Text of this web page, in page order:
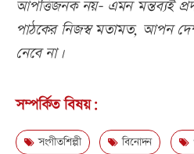
আপত্তিজনক নয়- এমন মন্তব্যই
পাঠকের নিজস্ব মতামত, আপন
নেবে না।
সম্পর্কিত বিষয়:
সংগীতশিল্পী বিনোদন